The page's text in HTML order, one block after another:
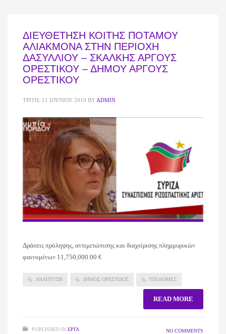
ΔΙΕΥΘΕΤΗΣΗ ΚΟΙΤΗΣ ΠΟΤΑΜΟΥ
ΑΛΙΑΚΜΟΝΑ ΣΤΗΝ ΠΕΡΙΟΧΗ
ΔΑΣΥΛΛΙΟΥ – ΣΚΑΛΚΗΣ ΑΡΓΟΥΣ
ΟΡΕΣΤΙΚΟΥ – ΔΗΜΟΥ ΑΡΓΟΥΣ
ΟΡΕΣΤΙΚΟΥ
ΤΡΊΤΗ, 11 ΙΟΥΝΊΟΥ 2019 BY ADMIN
Δράσεις πρόληψης, αντιμετώπισης και διαχείρισης πλημμυρικών
φαινομένων 11,750,000.00 €
ΑΝΑΠΤΥΞΗ ΔΗΜΟΣ ΟΡΕΣΤΙΔΟΣ ΥΠΟΔΟΜΕΣ
READ MORE
PUBLISHED IN ΈΡΓΑ NO COMMENTS